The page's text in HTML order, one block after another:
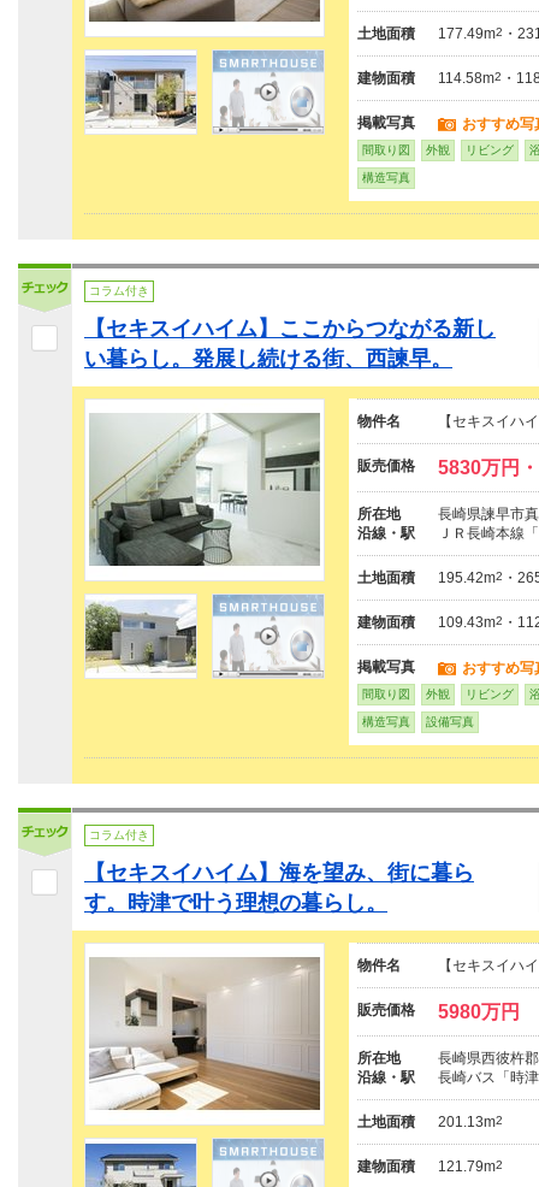
土地面積 177.49m2 ・
建物面積 114.58m2 ・
掲載写真 おすすめ写
間取り図 外観 リビング
構造写真
コラム付き
【セキスイハイム】ここからつながる新し
い暮らし。発展し続ける街、西諫早。
物件名 【セキスイハ
販売価格 5830万円
所在地
長崎県諫早市
沿線・駅
ＪＲ長崎本線
土地面積 195.42m2 ・
建物面積 109.43m2 ・
掲載写真 おすすめ写
間取り図 外観 リビング
構造写真 設備写真
コラム付き
【セキスイハイム】海を望み、街に暮ら
す。時津で叶う理想の暮らし。
物件名 【セキスイハ
販売価格 5980万円
所在地
長崎県西彼杵
沿線・駅
長崎バス「時
土地面積 201.13m2
建物面積 121.79m2